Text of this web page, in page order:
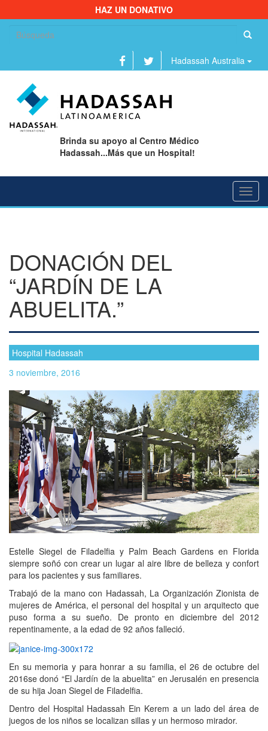
HAZ UN DONATIVO
Hadassah Australia
Brinda su apoyo al Centro Médico
Hadassah...Más que un Hospital!
DONACIÓN DEL
“JARDÍN DE LA
ABUELITA.”
Hospital Hadassah
3 noviembre, 2016
Estelle Siegel de Filadelfia y Palm Beach Gardens en Florida
siempre soñó con crear un lugar al aire libre de belleza y confort
para los pacientes y sus familiares.
Trabajó de la mano con Hadassah, La Organización Zionista de
mujeres de América, el personal del hospital y un arquitecto que
puso forma a su sueño. De pronto en diciembre del 2012
repentinamente, a la edad de 92 años falleció.
En su memoria y para honrar a su familia, el 26 de octubre del
2016se donó “El Jardín de la abuelita” en Jerusalén en presencia
de su hija Joan Siegel de Filadelfia.
Dentro del Hospital Hadassah Ein Kerem a un lado del área de
juegos de los niños se localizan sillas y un hermoso mirador.